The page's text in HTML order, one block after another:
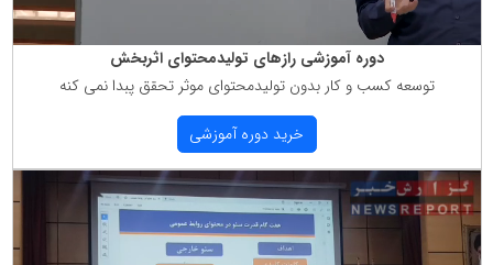
دوره آموزشی رازهای تولیدمحتوای اثربخش
توسعه كسب و كار بدون تولیدمحتوای موثر تحقق پبدا نمی كنه
خرید دوره آموزشی